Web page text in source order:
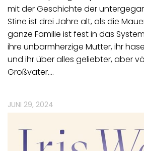
mit der Geschichte der
Stine ist drei Jahre alt, als die
ganze Familie ist fest in das
ihre unbarmherzige Mutter, ihr
und ihr über alles geliebter, aber
Großvater.…
JUNI 29, 2024